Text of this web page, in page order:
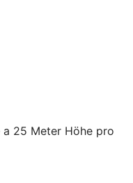
a 25 Meter Höhe pro